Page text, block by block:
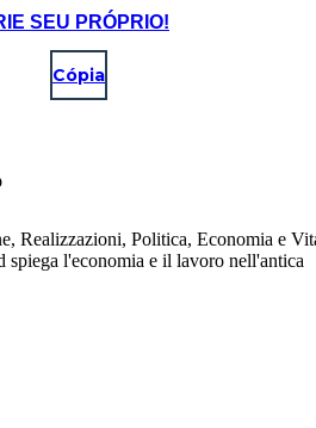
SEU PRÓPRIO!
Cópia
Realizzazioni, Politica, Economia e
spiega l'economia e il lavoro nell'antica